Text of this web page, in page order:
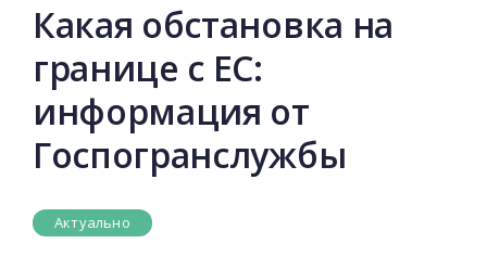
Какая обстановка на
границе с ЕС:
информация от
Госпогранслужбы
Актуально